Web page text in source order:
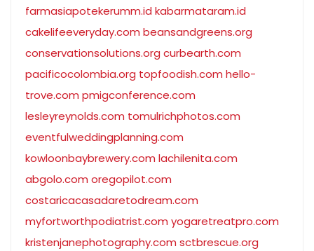
farmasiapotekerumm.id kabarmataram.id
cakelifeeveryday.com beansandgreens.org
conservationsolutions.org curbearth.com
pacificocolombia.org topfoodish.com hello-
trove.com pmigconference.com
lesleyreynolds.com tomulrichphotos.com
eventfulweddingplanning.com
kowloonbaybrewery.com lachilenita.com
abgolo.com oregopilot.com
costaricacasadaretodream.com
myfortworthpodiatrist.com yogaretreatpro.com
kristenjanephotography.com sctbrescue.org